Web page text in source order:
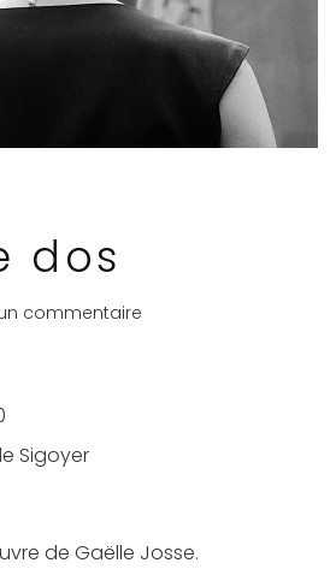
dos
commentaire
Sigoyer
de Gaëlle Josse.